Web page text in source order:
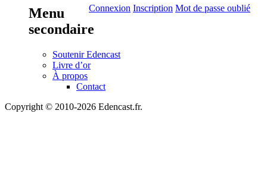
Connexion Inscription Mot de passe oublié
Menu
secondaire
Soutenir Edencast
Livre d’or
À propos
Contact
Copyright © 2010-2026 Edencast.fr.